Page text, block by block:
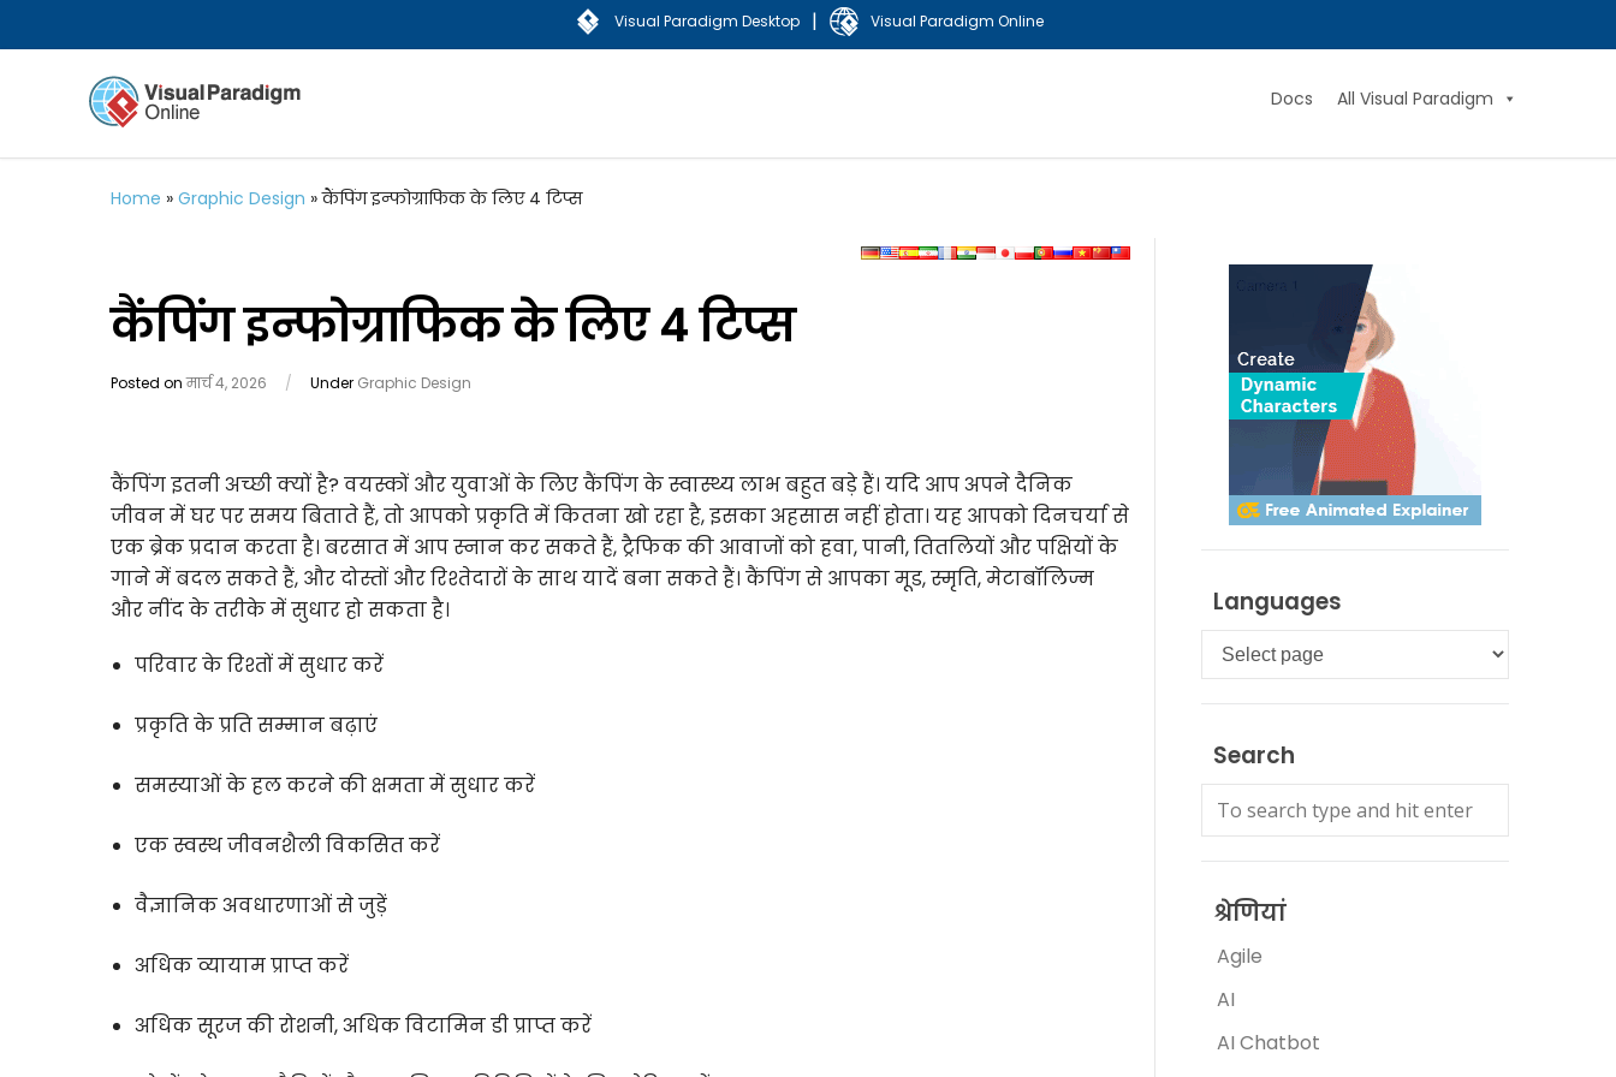
Visual Paradigm Desktop | Visual Paradigm Online
Docs All Visual Paradigm
Home » Graphic Design »कैंपिंग इन्फोग्राफिक के लिए 4 टिप्स
कैंपिंग इन्फोग्राफिक के लिए 4 टिप्स
Posted onमार्च 4, 2026 / Under Graphic Design
कैंपिंग इतनी अच्छी क्यों है? वयस्कों और युवाओं के लिए कैंपिंग के स्वास्थ्य लाभ बहुत बड़े हैं। यदि आप अपने दैनिक
जीवन में घर पर समय बिताते हैं, तो आपको प्रकृति में कितना खो रहा है, इसका अहसास नहीं होता। यह आपको दिनचर्या से
एक ब्रेक प्रदान करता है। बरसात में आप स्नान कर सकते हैं, ट्रैफिक की आवाजों को हवा, पानी, तितलियों और पक्षियों के
गाने में बदल सकते हैं, और दोस्तों और रिश्तेदारों के साथ यादें बना सकते हैं। कैंपिंग से आपका मूड, स्मृति, मेटाबॉलिज्म
और नींद के तरीके में सुधार हो सकता है।
परिवार के रिश्तों में सुधार करें
प्रकृति के प्रति सम्मान बढ़ाएं
समस्याओं के हल करने की क्षमता में सुधार करें
एक स्वस्थ जीवनशैली विकसित करें
वैज्ञानिक अवधारणाओं से जुड़ें
अधिक व्यायाम प्राप्त करें
अधिक सूरज की रोशनी, अधिक विटामिन डी प्राप्त करें
Languages
Languages
Search
श्रेणियां
Agile
AI
AI Chatbot